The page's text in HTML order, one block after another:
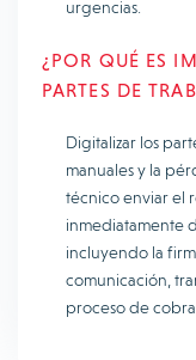
urgencias.
¿POR QUÉ ES
PARTES DE
Digitalizar los
manuales y la
técnico enviar el
inmediatamente
incluyendo la
comunicación,
proceso de